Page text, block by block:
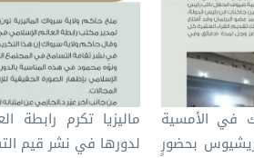
في الأمسية
بحضورٍ
ماليزيا تكرم رابطة
لدورها في نشر قيم